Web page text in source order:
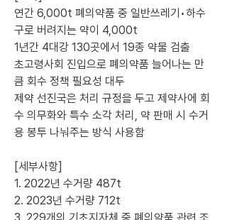
연간 6,000t 폐의약품 중 일반쓰레기•하수
구로 버려지는 약이 4,000t
1년간 4대강 130곳에서 19종 약물 검출
초고령사회 진입으로 폐의약품 늘어나는 만
큼 회수 정책 필요성 대두
제약 선진국은 처리 규정을 두고 제약사에 회
수 의무화와 특수 소각 처리, 약 판매 시 수거
용 봉투 나눠주는 방식 사용함
[세부사항]
1. 2022년 수거량 487t
2. 2023년 수거량 712t